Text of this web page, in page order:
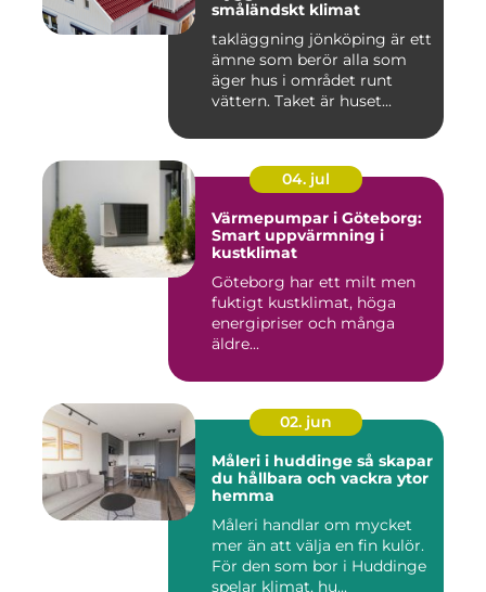
småländskt klimat
takläggning jönköping är ett
ämne som berör alla som
äger hus i området runt
vättern. Taket är huset...
04. jul
Värmepumpar i Göteborg:
Smart uppvärmning i
kustklimat
Göteborg har ett milt men
fuktigt kustklimat, höga
energipriser och många
äldre...
02. jun
Måleri i huddinge så skapar
du hållbara och vackra ytor
hemma
Måleri handlar om mycket
mer än att välja en fin kulör.
För den som bor i Huddinge
spelar klimat, hu...